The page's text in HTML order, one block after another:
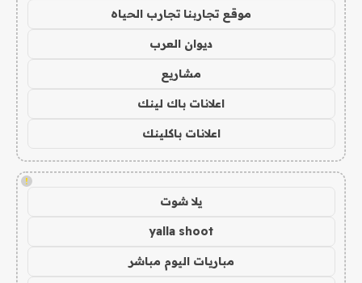
موقع تجاربنا تجارب الحياه
ديوان العرب
مشاريع
اعلانات باك لينك
اعلانات باكلينك
!
يلا شوت
yalla shoot
مباريات اليوم مباشر